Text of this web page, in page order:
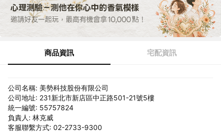
商品資訊 宅配資訊
公司名稱: 美勢科技股份有限公司
公司地址: 231新北市新店區中正路501-21號5樓
統一編號: 55757824
負責人: 林克威
客服聯繫方式: 02-2733-9300